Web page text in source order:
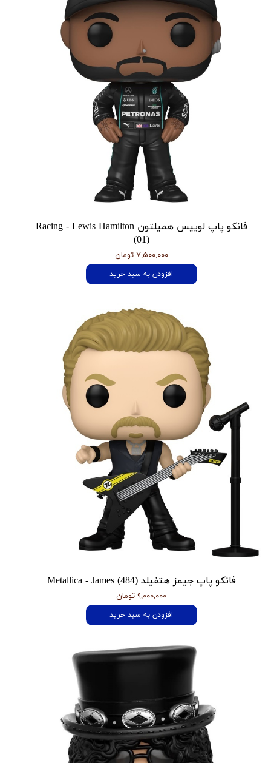
فانکو پاپ لوییس همیلتون Racing - Lewis Hamilton
(01)
۷,۵۰۰,۰۰۰ تومان
افزودن به سبد خرید
فانکو پاپ جیمز هتفیلد Metallica - James (484)
۹,۰۰۰,۰۰۰ تومان
افزودن به سبد خرید